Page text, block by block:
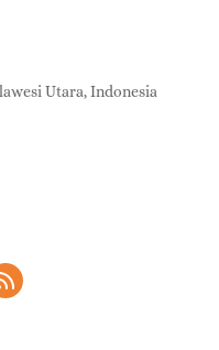
Utara, Indonesia